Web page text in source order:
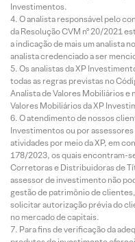
Investimentos.
O analista responsável pelo
da Resolução CVM nº 20/2021
a indicação de mais um analista
analista credenciado a ser
Os analistas da XP
todas as regras previstas no
Analista de Valores Mobiliários e
Valores Mobiliários da XP
O atendimento de nossos
Investimentos ou por
atividades por meio da XP, em
178/2023, os quais encontram-
Corretoras e Distribuidoras de
assessor de investimento não
gestão de patrimônio de
solicitar autorização prévia do
no mercado de capitais.
Para fins de verificação da